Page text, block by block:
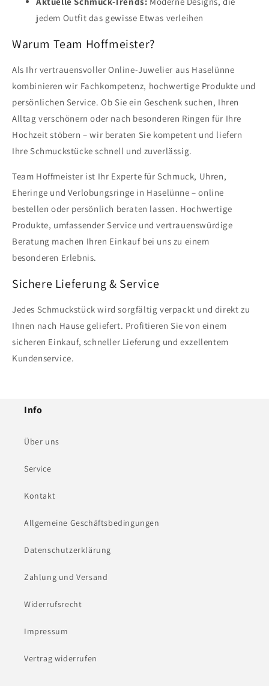
jedem Outfit das gewisse Etwas verleihen
Warum Team Hoffmeister?
Als Ihr vertrauensvoller Online-Juwelier aus Haselünne
kombinieren wir Fachkompetenz, hochwertige Produkte und
persönlichen Service. Ob Sie ein Geschenk suchen, Ihren
Alltag verschönern oder nach besonderen Ringen für Ihre
Hochzeit stöbern – wir beraten Sie kompetent und liefern
Ihre Schmuckstücke schnell und zuverlässig.
Team Hoffmeister ist Ihr Experte für Schmuck, Uhren,
Eheringe und Verlobungsringe in Haselünne – online
bestellen oder persönlich beraten lassen. Hochwertige
Produkte, umfassender Service und vertrauenswürdige
Beratung machen Ihren Einkauf bei uns zu einem
besonderen Erlebnis.
Sichere Lieferung & Service
Jedes Schmuckstück wird sorgfältig verpackt und direkt zu
Ihnen nach Hause geliefert. Profitieren Sie von einem
sicheren Einkauf, schneller Lieferung und exzellentem
Kundenservice.
Info
Über uns
Service
Kontakt
Allgemeine Geschäftsbedingungen
Datenschutzerklärung
Zahlung und Versand
Widerrufsrecht
Impressum
Vertrag widerrufen